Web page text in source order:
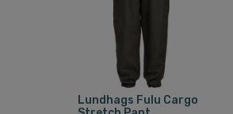
Lundhags Fulu Cargo